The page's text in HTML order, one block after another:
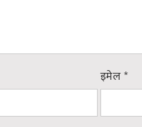
इमेल*